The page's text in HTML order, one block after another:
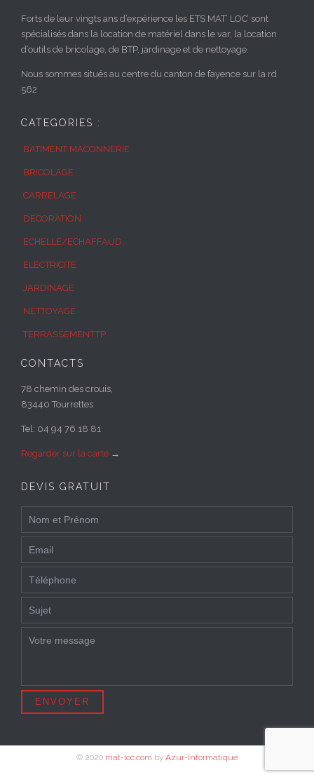
Forts de leur vingts ans d’expérience les ETS MAT’ LOC’ sont
spécialisés dans la location de matériel dans le var, la location
d’outils de bricolage, de BTP, jardinage et de nettoyage.
Nous sommes situés au centre du canton de fayence sur la rd
562
CATEGORIES :
BATIMENT MACONNERIE
BRICOLAGE
CARRELAGE
DECORATION
ECHELLE/ECHAFFAUD.
ELECTRICITE
JARDINAGE
NETTOYAGE
TERRASSEMENT.TP
CONTACTS
78 chemin des crouis,
83440 Tourrettes
Tel: 04 94 76 18 81
Regarder sur la carte →
DEVIS GRATUIT
© 2020 mat-loc.com by Azur-Informatique